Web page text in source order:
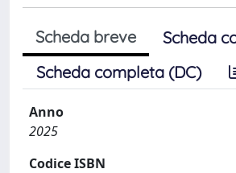
Scheda breve
Scheda
Scheda completa (DC)
Anno
2025
Codice ISBN